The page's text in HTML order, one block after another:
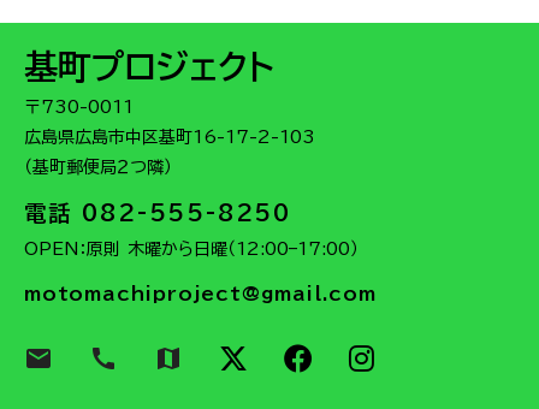
基町プロジェクト
〒730-0011
広島県広島市中区基町16-17-2-103
（基町郵便局２つ隣）
電話 082-555-8250
OPEN：原則 木曜から日曜（12:00–17:00）
motomachiproject@gmail.com
email call map